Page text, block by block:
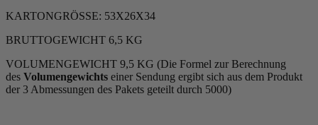
KARTONGRÖSSE: 53X26X34
BRUTTOGEWICHT 6,5 KG
VOLUMENGEWICHT 9,5 KG (Die Formel zur Berechnung
des Volumengewichts einer Sendung ergibt sich aus dem Produkt
der 3 Abmessungen des Pakets geteilt durch 5000)